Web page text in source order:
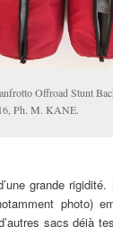
Offroad Stunt
Ph. M. KANE.
grande
photo)
sacs déjà